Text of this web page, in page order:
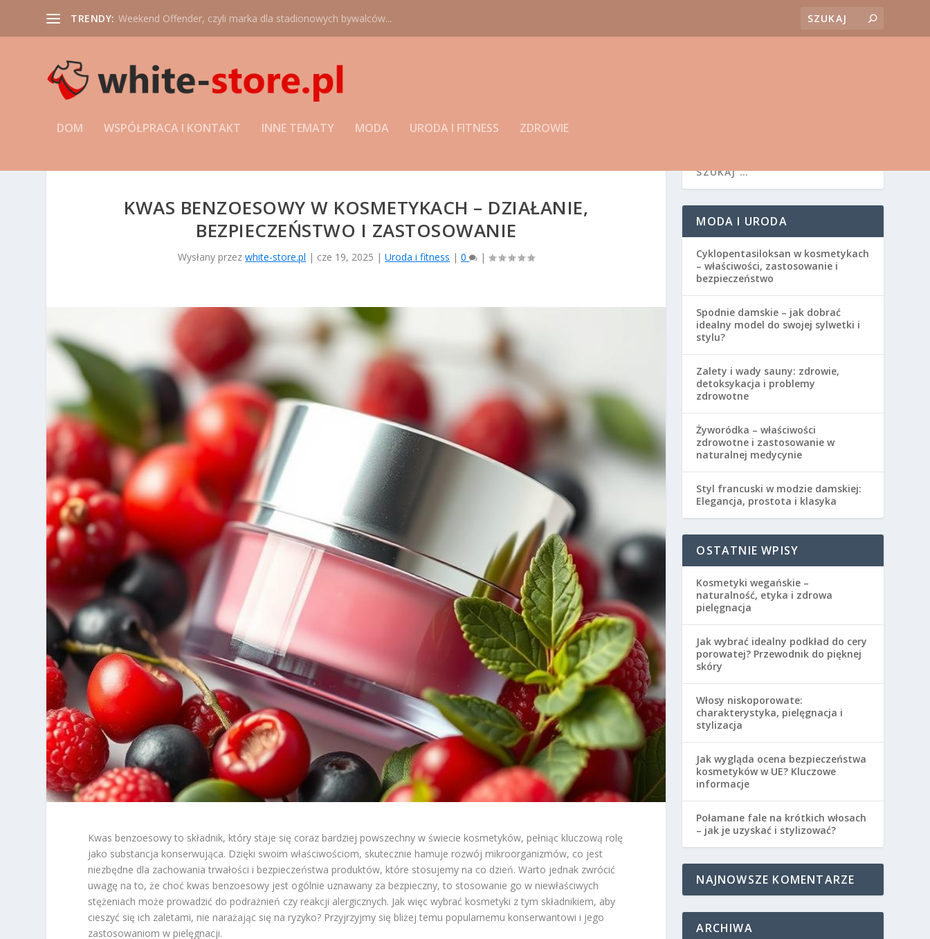
TRENDY: Weekend Offender, czyli marka dla stadionowych bywalców...
DOM WSPÓŁPRACA I KONTAKT INNE TEMATY MODA URODA I FITNESS ZDROWIE
KWAS BENZOESOWY W KOSMETYKACH – DZIAŁANIE,
BEZPIECZEŃSTWO I ZASTOSOWANIE
Wysłany przezwhite-store.pl | cze 19, 2025 |Uroda i fitness |0 |
Kwas benzoesowy to składnik, który staje się coraz bardziej powszechny w świecie kosmetyków, pełniąc kluczową rolę
jako substancja konserwująca. Dzięki swoim właściwościom, skutecznie hamuje rozwój mikroorganizmów, co jest
niezbędne dla zachowania trwałości i bezpieczeństwa produktów, które stosujemy na co dzień. Warto jednak zwrócić
uwagę na to, że choć kwas benzoesowy jest ogólnie uznawany za bezpieczny, to stosowanie go w niewłaściwych
stężeniach może prowadzić do podrażnień czy reakcji alergicznych. Jak więc wybrać kosmetyki z tym składnikiem, aby
cieszyć się ich zaletami, nie narażając się na ryzyko? Przyjrzyjmy się bliżej temu popularnemu konserwantowi i jego
zastosowaniom w pielęgnacji.
MODA I URODA
Cyklopentasiloksan w kosmetykach
– właściwości, zastosowanie i
bezpieczeństwo
Spodnie damskie – jak dobrać
idealny model do swojej sylwetki i
stylu?
Zalety i wady sauny: zdrowie,
detoksykacja i problemy
zdrowotne
Żyworódka – właściwości
zdrowotne i zastosowanie w
naturalnej medycynie
Styl francuski w modzie damskiej:
Elegancja, prostota i klasyka
OSTATNIE WPISY
Kosmetyki wegańskie –
naturalność, etyka i zdrowa
pielęgnacja
Jak wybrać idealny podkład do cery
porowatej? Przewodnik do pięknej
skóry
Włosy niskoporowate:
charakterystyka, pielęgnacja i
stylizacja
Jak wygląda ocena bezpieczeństwa
kosmetyków w UE? Kluczowe
informacje
Połamane fale na krótkich włosach
– jak je uzyskać i stylizować?
NAJNOWSZE KOMENTARZE
ARCHIWA